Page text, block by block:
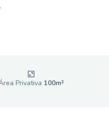
Privativa 100m²